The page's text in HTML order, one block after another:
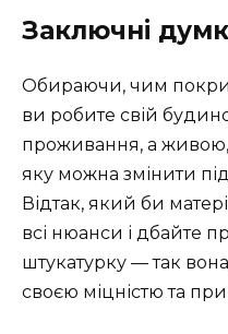
Заключні
Обираючи, чим
ви робите свій
проживання, а
яку можна змінити
Відтак, який би
всі нюанси і дбайте
штукатурку — так
своєю міцністю та